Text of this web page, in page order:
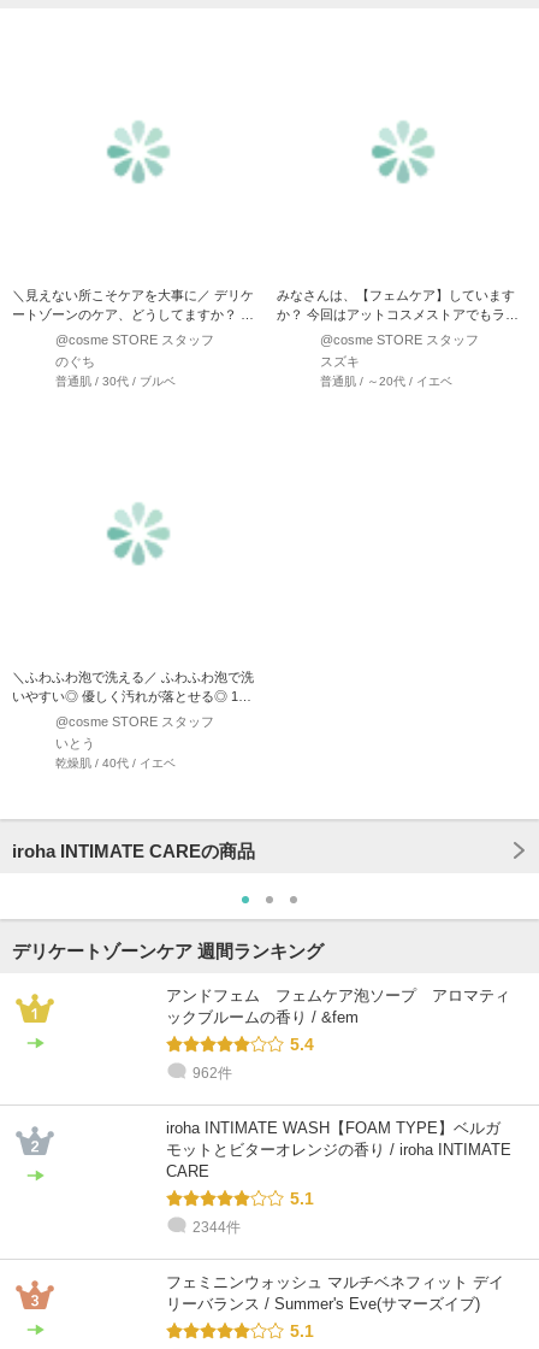
＼見えない所こそケアを大事に／ デリケ
ートゾーンのケア、どうしてますか？ お
風呂上がりの保湿はど…
@cosme STORE スタッフ
のぐち
普通肌 / 30代 / ブルベ
みなさんは、【フェムケア】しています
か？ 今回はアットコスメストアでもラン
キング上位のiroha…
@cosme STORE スタッフ
スズキ
普通肌 / ～20代 / イエベ
＼ふわふわ泡で洗える／ ふわふわ泡で洗
いやすい◎ 優しく汚れが落とせる◎ 1回
@cosme STORE スタッフ
いとう
乾燥肌 / 40代 / イエベ
iroha INTIMATE CAREの商品
デリケートゾーンケア 週間ランキング
アンドフェム フェムケア泡ソープ アロマティ
ックブルームの香り / &fem
5.4
962件
iroha INTIMATE WASH【FOAM TYPE】ベルガ
モットとビターオレンジの香り / iroha INTIMATE
CARE
5.1
2344件
フェミニンウォッシュ マルチベネフィット デイ
リーバランス / Summer's Eve(サマーズイブ)
5.1